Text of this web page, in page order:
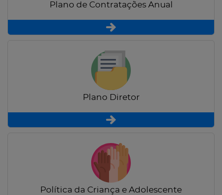
Plano de Contratações Anual
Plano Diretor
Política da Criança e Adolescente